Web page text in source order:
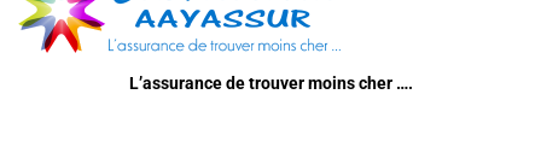
L’assurance de trouver moins cher ….